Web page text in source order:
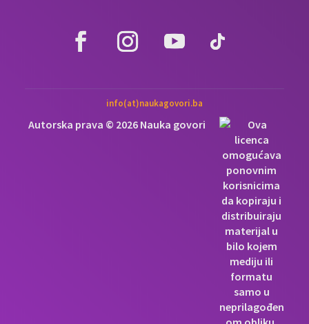
info(at)naukagovori.ba
Autorska prava © 2026 Nauka govori